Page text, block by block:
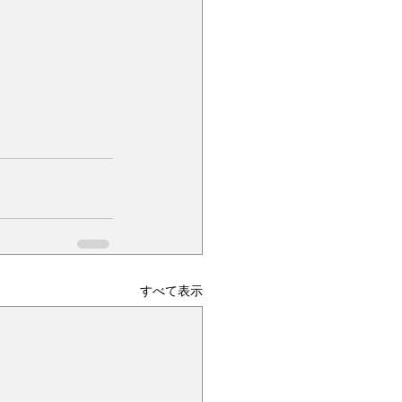
すべて表示